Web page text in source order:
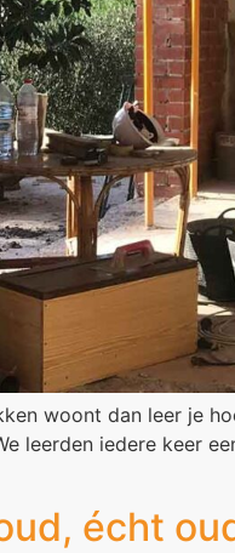
woont dan leer je
leerden iedere keer
écht